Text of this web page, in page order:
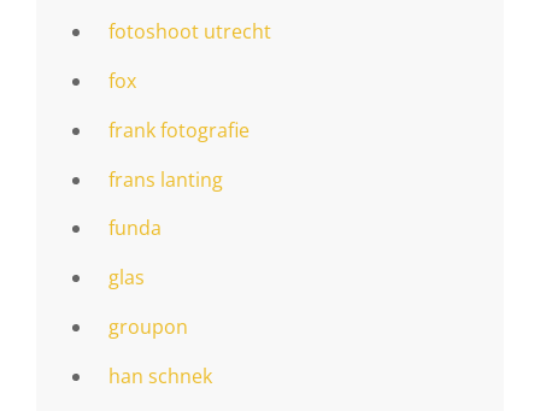
fotoshoot utrecht
fox
frank fotografie
frans lanting
funda
glas
groupon
han schnek